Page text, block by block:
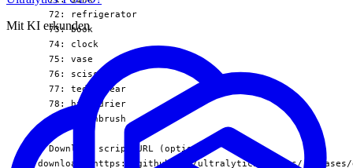
  72: refrigerator
  73: book
  74: clock
  75: vase
  76: scissors
  77: teddy bear
  78: hair drier
  79: toothbrush
# Download script/URL (optional)
download: https://github.com/ultralytics/assets/releases/
Mit KI erkunden